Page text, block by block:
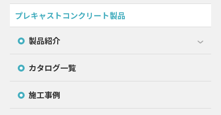
プレキャストコンクリート製品
製品紹介
カタログ一覧
施工事例